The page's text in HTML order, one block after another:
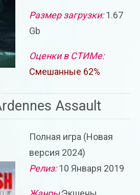
Размер загрузки:1.67
Gb
Оценки в СТИМе:
Смешанные 62%
Assault
Полная игра (Новая
версия 2024)
Релиз:10 Января 2019